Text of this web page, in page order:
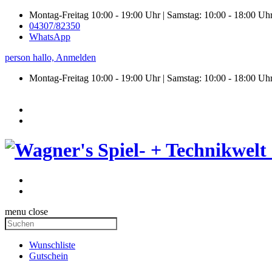
Montag-Freitag 10:00 - 19:00 Uhr | Samstag: 10:00 - 18:00
04307/82350
WhatsApp
person hallo, Anmelden
Montag-Freitag 10:00 - 19:00 Uhr | Samstag: 10:00 - 18:00
menu close
Wunschliste
Gutschein